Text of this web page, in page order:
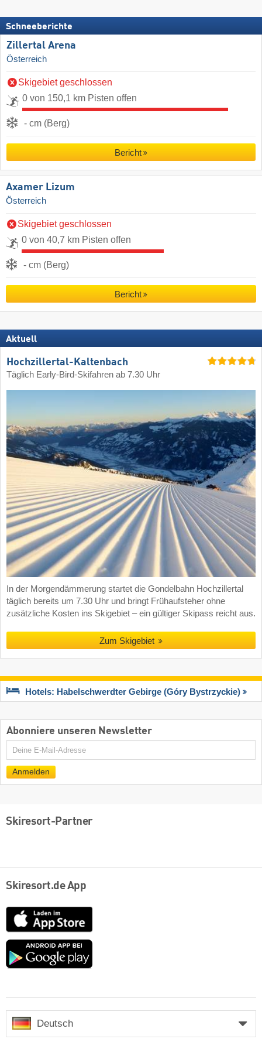
Schneeberichte
Zillertal Arena
Österreich
Skigebiet geschlossen
0 von 150,1 km Pisten offen
- cm (Berg)
Bericht
Axamer Lizum
Österreich
Skigebiet geschlossen
0 von 40,7 km Pisten offen
- cm (Berg)
Bericht
Aktuell
Hochzillertal-Kaltenbach
Täglich Early-Bird-Skifahren ab 7.30 Uhr
In der Morgendämmerung startet die Gondelbahn Hochzillertal
täglich bereits um 7.30 Uhr und bringt Frühaufsteher ohne
zusätzliche Kosten ins Skigebiet – ein gültiger Skipass reicht aus.
Zum Skigebiet
Hotels: Habelschwerdter Gebirge (Góry Bystrzyckie)
Abonniere unseren Newsletter
E-
Anmelden
Skiresort-Partner
Skiresort.de App
App
Store
Google
Deutsch